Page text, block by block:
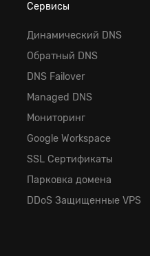
Сервисы
Динамический DNS
Обратный DNS
DNS Failover
Managed DNS
Мониторинг
Google Workspace
SSL Сертификаты
Парковка домена
DDoS Защищенные VPS